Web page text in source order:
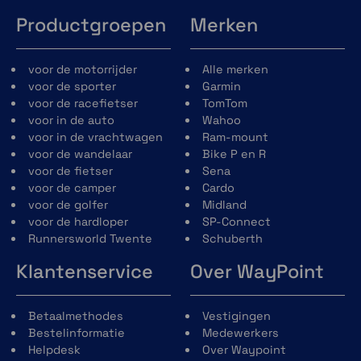
(zware) eisen moet voldoen. Uiteraard kent het
toestel ook een IPX7 waterrating.
Accuduur
Met de achtergrondverlichting op 100% houdt de
accu het nog 3,5 uur vol, met iets zuinigere
settings haal je zelfs de 6 uur. Uiteraard wordt een
voedingskabel meegeleverd voor directe
aansluiting op je motor.
TeqMount adapter
Productgroepen
voor de motorrijder
voor de sporter
voor de racefietser
voor in de auto
voor in de vrachtwagen
voor de wandelaar
voor de fietser
voor de camper
voor de golfer
voor de hardloper
Runnersworld Twente
Merken
Alle merken
Garmin
TomTom
Wahoo
Ram-mount
Bike P en R
Sena
Cardo
Midland
SP-Connect
Schuberth
Klantenservice
Betaalmethodes
Bestelinformatie
Helpdesk
Over WayPoint
Vestigingen
Medewerkers
Over Waypoint